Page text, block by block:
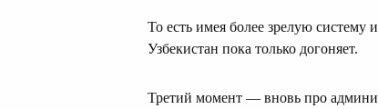
То есть имея более зрелую
Узбекистан пока только догоняет.
Третий момент — вновь про